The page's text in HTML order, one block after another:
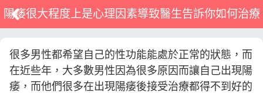
陽痿很大程度上是心理因素導致醫生告訴你如何治療
很多男性都希望自己的性功能能處於正常的狀態，而
在近些年，大多數男性因為很多原因而讓自己出現陽
痿，而他們很多在出現陽痿後接受治療都得不到好的